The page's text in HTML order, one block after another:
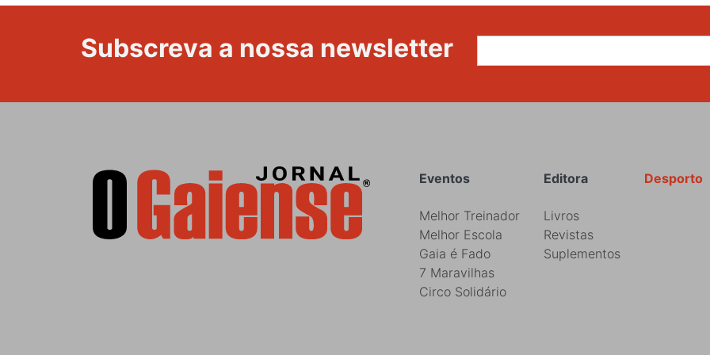
Subscreva a nossa newsletter
Rodapé Desporto
Editora
Livros
Revistas
Suplementos
Eventos
Melhor Treinador
Melhor Escola
Gaia é Fado
7 Maravilhas
Circo Solidário